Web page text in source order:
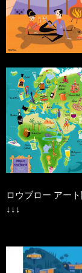
ロウブロー アー
↓↓↓